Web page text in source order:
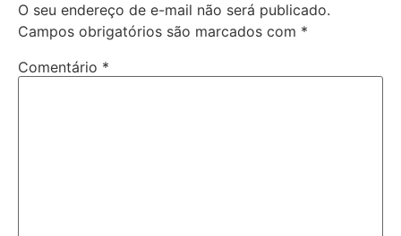
O seu endereço de e-mail não será publicado.
Campos obrigatórios são marcados com *
Comentário *